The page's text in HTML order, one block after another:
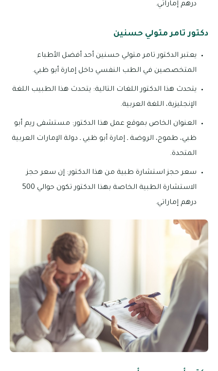
درهم إماراتي.
دكتور تامر متولي حسنين
يعتبر الدكتور تامر متولي حسنين أحد أفضل الأطباء
المتخصصين في الطب النفسي داخل إمارة أبو ظبي.
يتحدث هذا الدكتور اللغات التالية: يتحدث هذا الطبيب اللغة
الإنجليزية، اللغة العربية.
العنوان الخاص بموقع عمل هذا الدكتور: مستشفى ريم أبو
ظبي، طموح، الروضة ـ إمارة أبو ظبي ـ دولة الإمارات العربية
المتحدة.
سعر حجز استشارة طبية من هذا الدكتور: إن سعر حجز
الاستشارة الطبية الخاصة بهذا الدكتور تكون حوالي 500
درهم إماراتي.